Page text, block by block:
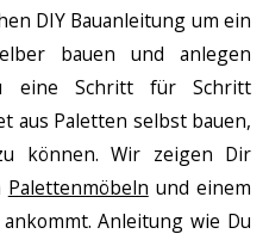
DIY Bauanleitung um ein
bauen und anlegen
eine Schritt für Schritt
aus Paletten selbst bauen,
können. Wir zeigen Dir
Palettenmöbeln und einem
Anleitung wie Du